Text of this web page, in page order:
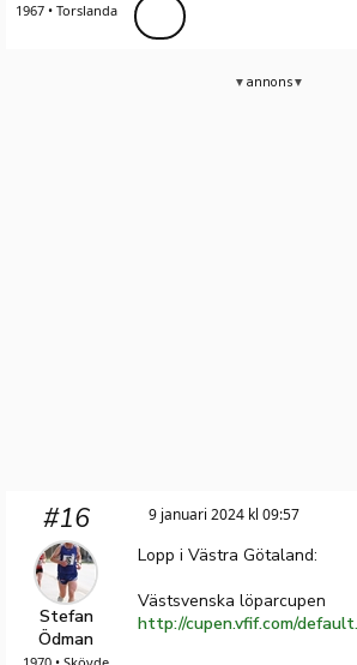
1967 • Torslanda
annons
#16
Stefan
Ödman
9 januari 2024 kl 09:57
Lopp i Västra Götaland:
Västsvenska löparcupen
http://cupen.vfif.com/